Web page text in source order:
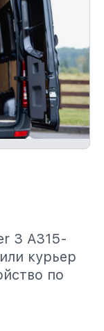
3 A315-
курьер
по